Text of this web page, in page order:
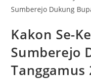
Kakon Se-
Sumberejo
Tanggamus